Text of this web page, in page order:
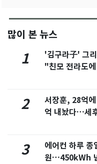
많이 본 뉴스
1
'김구라子' 그
"친모 전라도
2
서장훈, 28억
억 내놨다…세
3
에어컨 하루 종
원…450kWh